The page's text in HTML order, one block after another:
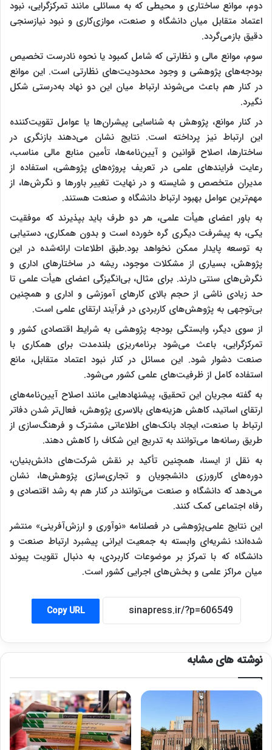
دوم، موانع ساختاری و محیطی که به مسائلی مانند تمرکزگرایی، نبود
اعتماد متقابل میان دانشگاه و صنعت، موازی‌کاری و نبود نیازسنجی
دقیق بازمی‌گردد.
سوم، موانع مالی و نظارتی که شامل کمبود یا نحوه نادرست تخصیص
بودجه‌های پژوهشی و وجود محدودیت‌های نظارتی است. این موانع
در کنار هم باعث می‌شوند ارتباط میان این دو نهاد به‌درستی شکل
نگیرد.
در کنار موانع، پژوهش به شناسایی پیشران‌ها یا عوامل تقویت‌کننده
این ارتباط نیز پرداخته است. نتایج نشان می‌دهند بازنگری در
ساختارها، اصلاح قوانین و آیین‌نامه‌ها، تأمین منابع مالی مناسب،
رعایت فرایندهای علمی در تعریف پروژه‌های پژوهشی، استفاده از
مدیران متخصص و شایسته و در نهایت تغییر باورها و نگرش‌ها، از
مهم‌ترین عوامل بهبود ارتباط دانشگاه و صنعت هستند.
به باور اعضای هیأت علمی، هر دو طرف باید بپذیرند که موفقیت
یکی، به پیشرفت دیگری گره خورده است و بدون همکاری، دستیابی
به توسعه پایدار ممکن نخواهد بود.طبق اطلاعات ارائه‌شده در این
پژوهش، بسیاری از مشکلات موجود، ریشه در ساختارهای اداری و
نگرش‌های سنتی دارند. برای مثال، بی‌انگیزگی اعضای هیأت علمی تا
حد زیادی ناشی از حجم بالای کارهای آموزشی و اداری و همچنین
بی‌توجهی به پژوهش‌های کاربردی در فرآیند ارتقای علمی است.
از سوی دیگر، وابستگی بودجه پژوهشی به شرایط اقتصادی کشور و
تمرکزگرایی، باعث می‌شود برنامه‌ریزی بلندمدت برای همکاری با
صنعت دشوار شود. این مسائل در کنار نبود اعتماد متقابل، مانع
استفاده کامل از ظرفیت‌های علمی کشور می‌شود.
به گفته مجریان این تحقیق، پیشنهادهایی مانند اصلاح آیین‌نامه‌های
ارتقای اساتید، کاهش هزینه‌های بالاسری پژوهش، فعال‌تر شدن دفاتر
ارتباط با صنعت، ایجاد بانک‌های اطلاعاتی مشترک و فرهنگ‌سازی از
طریق رسانه‌ها می‌توانند به تدریج این شکاف را کاهش دهند.
به نقل از ایسنا، همچنین تأکید بر نقش شرکت‌های دانش‌بنیان،
دوره‌های کارورزی دانشجویان و تجاری‌سازی پژوهش‌ها، نشان
می‌دهد که دانشگاه و صنعت می‌توانند در کنار هم به رشد اقتصادی و
رفاه اجتماعی کمک کنند.
این نتایج علمی‌پژوهشی در فصلنامه «نوآوری و ارزش‌آفرینی» منتشر
شده‌اند؛ نشریه‌ای وابسته به جمعیت ایرانی پیشبرد ارتباط صنعت و
دانشگاه که با تمرکز بر موضوعات کاربردی، به دنبال تقویت پیوند
میان مراکز علمی و بخش‌های اجرایی کشور است.
Copy URL
نوشته های مشابه